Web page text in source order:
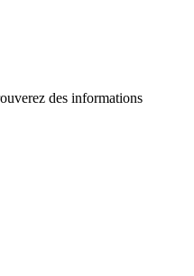
des informations